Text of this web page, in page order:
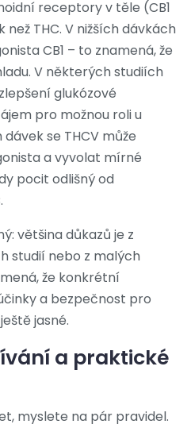
receptory v těle (CB1
než THC. V nižších dávkách
CB1 – to znamená, že
V některých studiích
glukózové
pro možnou roli u
se THCV může
a vyvolat mírné
pocit odlišný od
většina důkazů je z
studií nebo z malých
že konkrétní
a bezpečnost pro
jasné.
a praktické
myslete na pár pravidel.